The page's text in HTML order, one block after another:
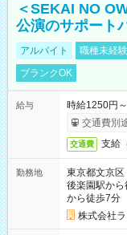
＜SEKAI NO
公演のサポート
アルバイト 職種未経
ブランクOK
給与
時給1250円～
交通費別
交通費 支給
勤務地
東京都文京区
後楽園駅か
から徒歩7分
株式会社